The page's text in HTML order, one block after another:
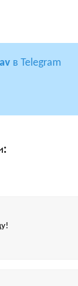
в Telegram